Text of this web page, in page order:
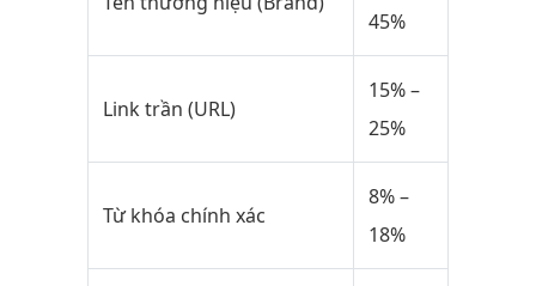
45%
Link trần (URL)
15% –
25%
Từ khóa chính xác
8% –
18%